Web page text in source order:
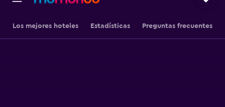
Los mejores hoteles Estadísticas Preguntas frecuentes